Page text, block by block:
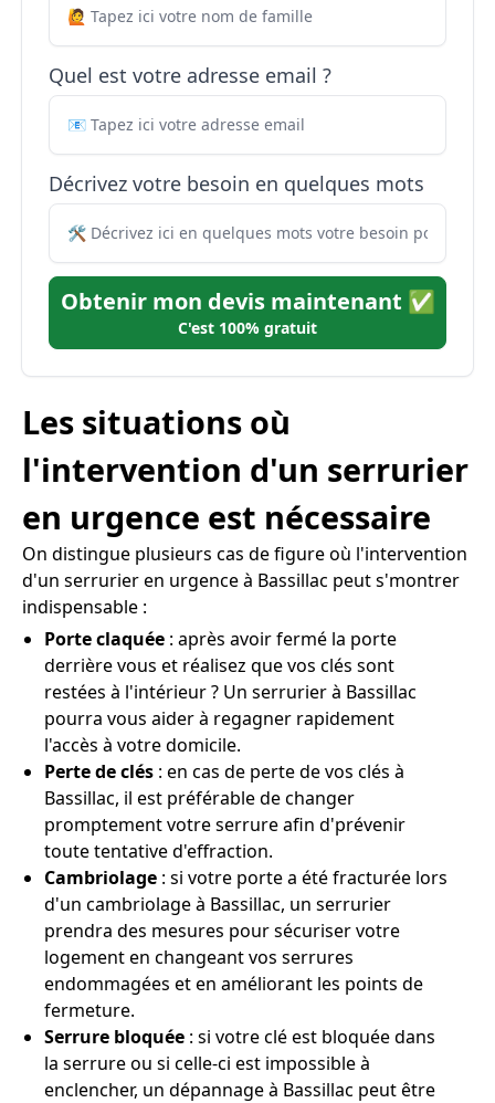
Quel est votre adresse email ?
Décrivez votre besoin en quelques mots
Obtenir mon devis maintenant ✅
C'est 100% gratuit
Les situations où
l'intervention d'un serrurier
en urgence est nécessaire
On distingue plusieurs cas de figure où l'intervention
d'un serrurier en urgence à Bassillac peut s'montrer
indispensable :
Porte claquée : après avoir fermé la porte
derrière vous et réalisez que vos clés sont
restées à l'intérieur ? Un serrurier à Bassillac
pourra vous aider à regagner rapidement
l'accès à votre domicile.
Perte de clés : en cas de perte de vos clés à
Bassillac, il est préférable de changer
promptement votre serrure afin d'prévenir
toute tentative d'effraction.
Cambriolage : si votre porte a été fracturée lors
d'un cambriolage à Bassillac, un serrurier
prendra des mesures pour sécuriser votre
logement en changeant vos serrures
endommagées et en améliorant les points de
fermeture.
Serrure bloquée : si votre clé est bloquée dans
la serrure ou si celle-ci est impossible à
enclencher, un dépannage à Bassillac peut être